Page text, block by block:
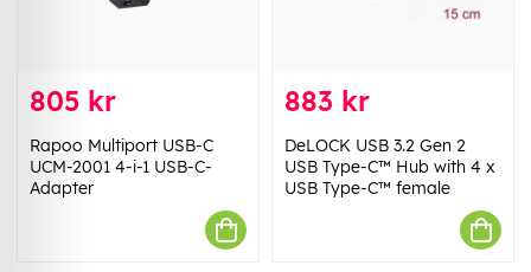
805 kr
Rapoo Multiport USB-C
UCM-2001 4-i-1 USB-C-
Adapter
883 kr
DeLOCK USB 3.2 Gen 2
USB Type-C™ Hub with 4 x
USB Type-C™ female